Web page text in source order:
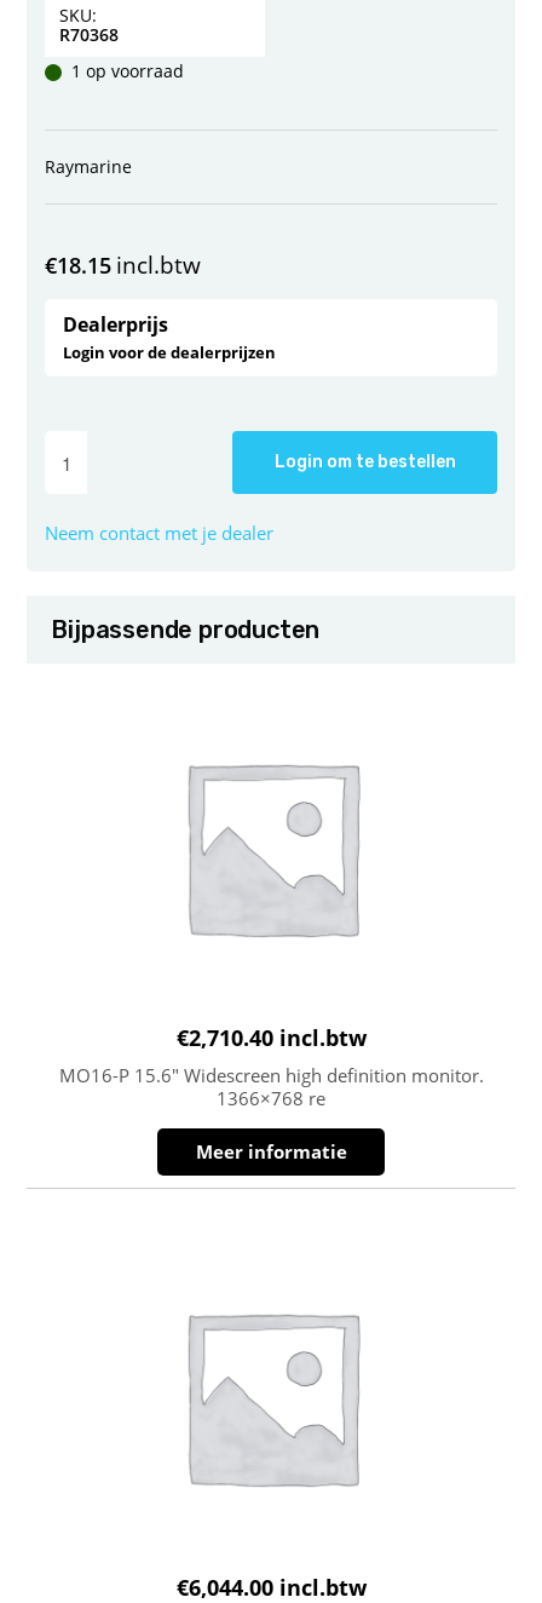
SKU:
R70368
1 op voorraad
Raymarine
€18.15 incl.btw
Dealerprijs
Login voor de dealerprijzen
Login om te bestellen
Neem contact met je dealer
Bijpassende producten
€2,710.40 incl.btw
MO16-P 15.6″ Widescreen high definition monitor.
1366×768 re
Meer informatie
€6,044.00 incl.btw